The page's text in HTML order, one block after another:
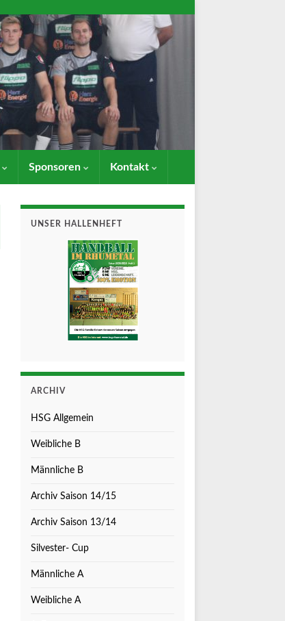
Sponsoren Kontakt
UNSER HALLENHEFT
ARCHIV
HSG Allgemein
Weibliche B
Männliche B
Archiv Saison 14/15
Archiv Saison 13/14
Silvester- Cup
Männliche A
Weibliche A